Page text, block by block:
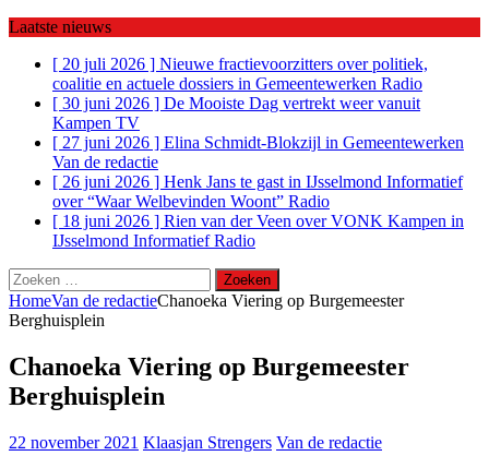
Laatste nieuws
[ 20 juli 2026 ] Nieuwe fractievoorzitters over politiek,
coalitie en actuele dossiers in Gemeentewerken Radio
[ 30 juni 2026 ] De Mooiste Dag vertrekt weer vanuit
Kampen TV
[ 27 juni 2026 ] Elina Schmidt-Blokzijl in Gemeentewerken
Van de redactie
[ 26 juni 2026 ] Henk Jans te gast in IJsselmond Informatief
over “Waar Welbevinden Woont” Radio
[ 18 juni 2026 ] Rien van der Veen over VONK Kampen in
IJsselmond InformatiefRadio
Zoeken
naar:
HomeVan de redactieChanoeka Viering op Burgemeester
Berghuisplein
Chanoeka Viering op Burgemeester
Berghuisplein
22 november 2021 Klaasjan Strengers Van de redactie